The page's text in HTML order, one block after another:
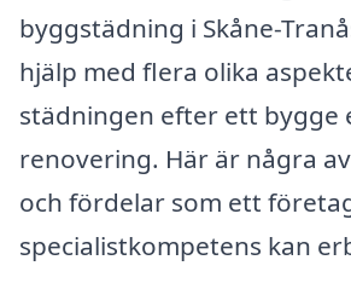
byggstädning i Skåne-
hjälp med flera olika
städningen efter ett bygge
renovering. Här är några
och fördelar som ett
specialistkompetens kan